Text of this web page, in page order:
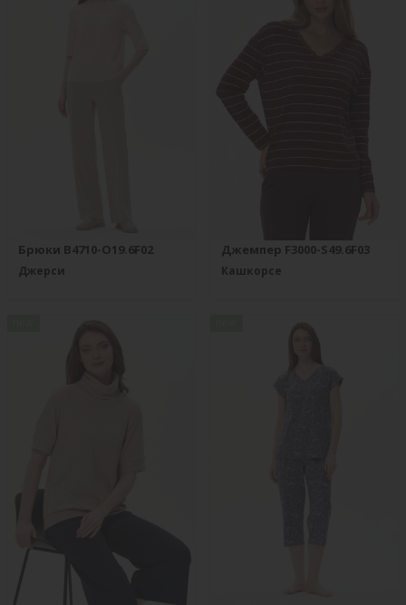
Брюки B4710-O19.6F02
Джерси
Джемпер F3000-S49.6F03
Кашкорсе